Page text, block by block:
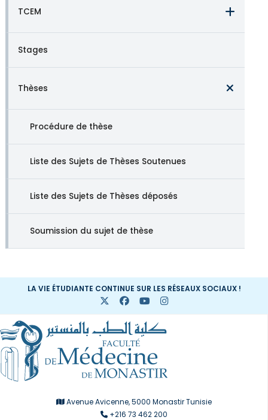
TCEM
Stages
Thèses
Procédure de thèse
Liste des Sujets de Thèses Soutenues
Liste des Sujets de Thèses déposés
Soumission du sujet de thèse
LA VIE ÉTUDIANTE CONTINUE SUR LES RÉSEAUX SOCIAUX !
Avenue Avicenne, 5000 Monastir Tunisie
+216 73 462 200